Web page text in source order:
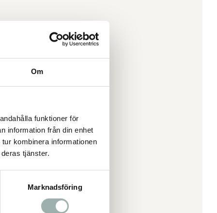
Om
funktioner för
information från din enhet
kombinera informationen
tjänster.
Marknadsföring